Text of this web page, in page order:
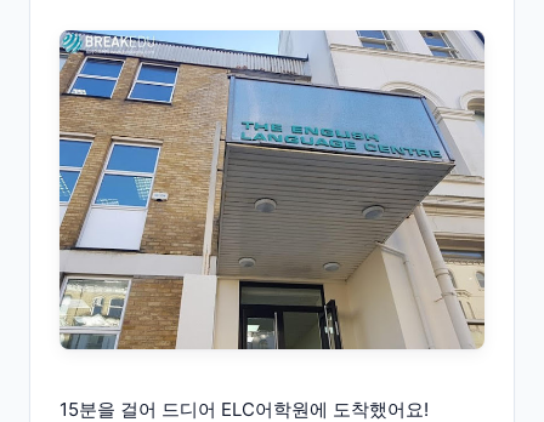
15분을 걸어 드디어 ELC어학원에 도착했어요!